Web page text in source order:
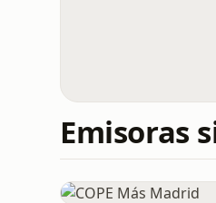
Emisoras